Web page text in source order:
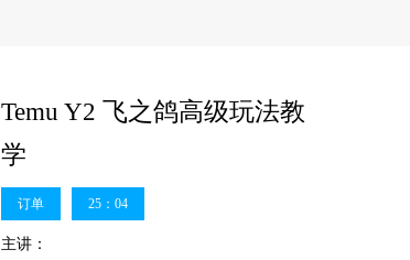
Temu Y2 飞之鸽高级玩法教
学
订单 25：04
主讲：